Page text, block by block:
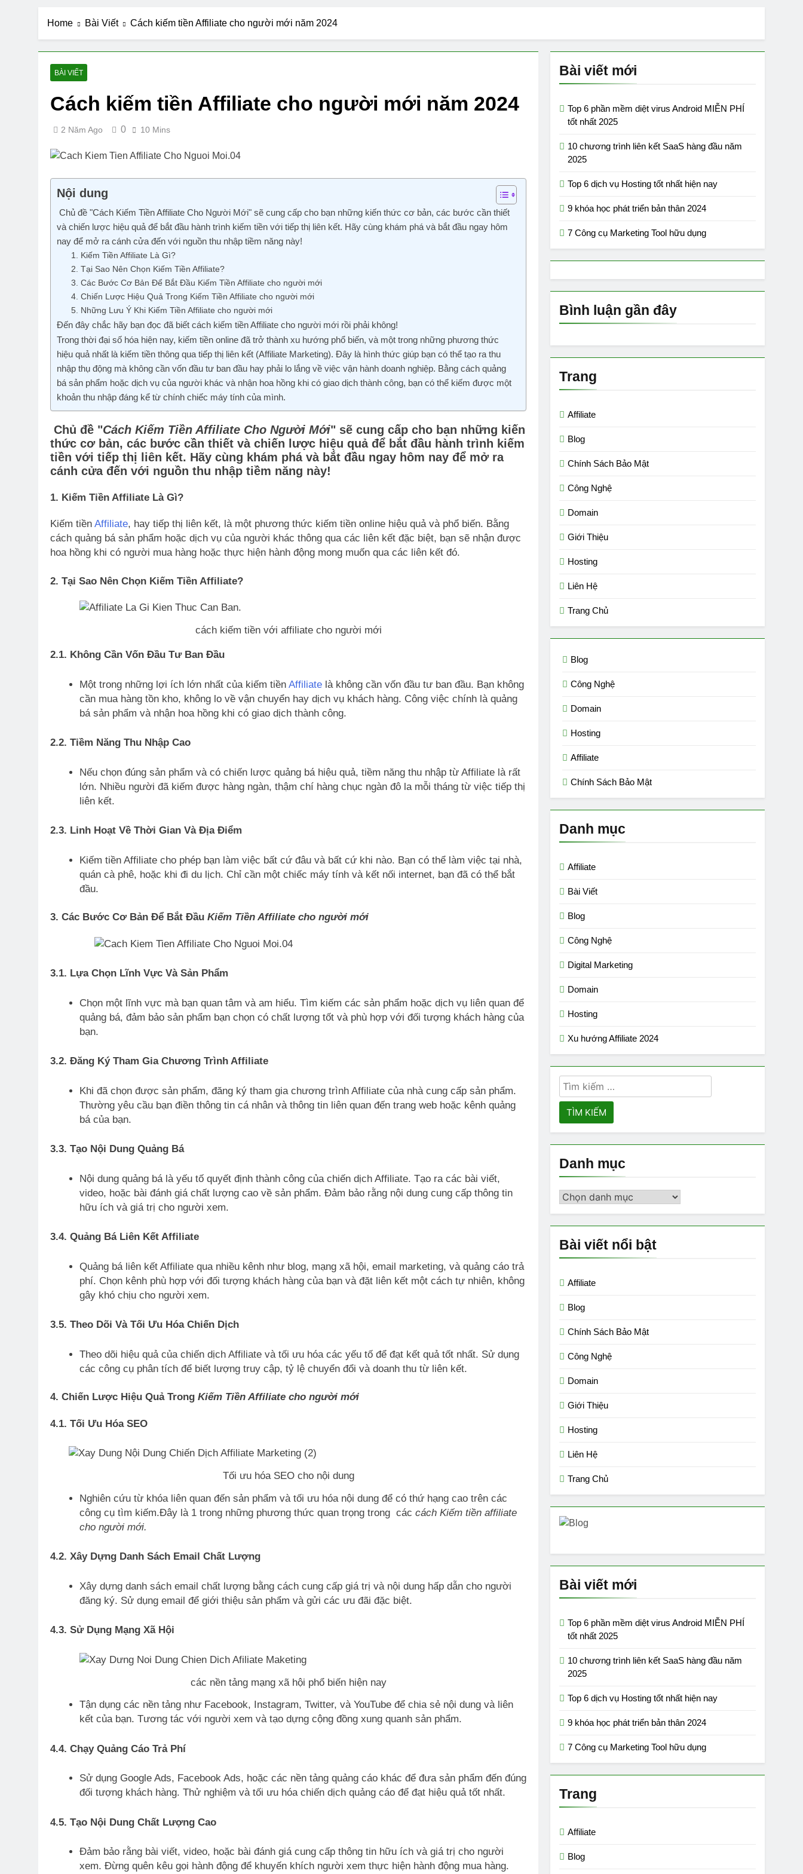
2 Năm Ago
Top 8 phần mềm diệt virus miễn phí cho máy tính tốt nhất 2024
9 công cụ AI tạo video từ văn bản miễn phí
5 Công cụ phát hiện văn bản do AI tạo ra tốt nhất năm 2024
Home Bài Viết Cách kiếm tiền Affiliate cho người mới năm 2024
BÀI VIẾT
Cách kiếm tiền Affiliate cho người mới năm 2024
2 Năm Ago 0 10 Mins
Nội dung
Chủ đề "Cách Kiếm Tiền Affiliate Cho Người Mới" sẽ cung cấp cho bạn những kiến thức cơ bản, các bước cần thiết
và chiến lược hiệu quả để bắt đầu hành trình kiếm tiền với tiếp thị liên kết. Hãy cùng khám phá và bắt đầu ngay hôm
nay để mở ra cánh cửa đến với nguồn thu nhập tiềm năng này!
1. Kiếm Tiền Affiliate Là Gì?
2. Tại Sao Nên Chọn Kiếm Tiền Affiliate?
3. Các Bước Cơ Bản Để Bắt Đầu Kiếm Tiền Affiliate cho người mới
4. Chiến Lược Hiệu Quả Trong Kiếm Tiền Affiliate cho người mới
5. Những Lưu Ý Khi Kiếm Tiền Affiliate cho người mới
Đến đây chắc hãy bạn đọc đã biết cách kiếm tiền Affiliate cho người mới rồi phải không!
Trong thời đại số hóa hiện nay, kiếm tiền online đã trở thành xu hướng phổ biến, và một trong những phương thức
hiệu quả nhất là kiếm tiền thông qua tiếp thị liên kết (Affiliate Marketing). Đây là hình thức giúp bạn có thể tạo ra thu
nhập thụ động mà không cần vốn đầu tư ban đầu hay phải lo lắng về việc vận hành doanh nghiệp. Bằng cách quảng
bá sản phẩm hoặc dịch vụ của người khác và nhận hoa hồng khi có giao dịch thành công, bạn có thể kiếm được một
khoản thu nhập đáng kể từ chính chiếc máy tính của mình.
Chủ đề "Cách Kiếm Tiền Affiliate Cho Người Mới" sẽ cung cấp cho bạn những kiến
thức cơ bản, các bước cần thiết và chiến lược hiệu quả để bắt đầu hành trình kiếm
tiền với tiếp thị liên kết. Hãy cùng khám phá và bắt đầu ngay hôm nay để mở ra
cánh cửa đến với nguồn thu nhập tiềm năng này!
1. Kiếm Tiền Affiliate Là Gì?
Kiếm tiền Affiliate, hay tiếp thị liên kết, là một phương thức kiếm tiền online hiệu quả và phổ biến. Bằng
cách quảng bá sản phẩm hoặc dịch vụ của người khác thông qua các liên kết đặc biệt, bạn sẽ nhận được
hoa hồng khi có người mua hàng hoặc thực hiện hành động mong muốn qua các liên kết đó.
2. Tại Sao Nên Chọn Kiếm Tiền Affiliate?
cách kiếm tiền với affiliate cho người mới
2.1. Không Cần Vốn Đầu Tư Ban Đầu
Một trong những lợi ích lớn nhất của kiếm tiền Affiliatelà không cần vốn đầu tư ban đầu. Bạn không
cần mua hàng tồn kho, không lo về vận chuyển hay dịch vụ khách hàng. Công việc chính là quảng
bá sản phẩm và nhận hoa hồng khi có giao dịch thành công.
2.2. Tiềm Năng Thu Nhập Cao
Nếu chọn đúng sản phẩm và có chiến lược quảng bá hiệu quả, tiềm năng thu nhập từ Affiliate là rất
lớn. Nhiều người đã kiếm được hàng ngàn, thậm chí hàng chục ngàn đô la mỗi tháng từ việc tiếp thị
liên kết.
2.3. Linh Hoạt Về Thời Gian Và Địa Điểm
Kiếm tiền Affiliate cho phép bạn làm việc bất cứ đâu và bất cứ khi nào. Bạn có thể làm việc tại nhà,
quán cà phê, hoặc khi đi du lịch. Chỉ cần một chiếc máy tính và kết nối internet, bạn đã có thể bắt
đầu.
3. Các Bước Cơ Bản Để Bắt Đầu Kiếm Tiền Affiliate cho người mới
3.1. Lựa Chọn Lĩnh Vực Và Sản Phẩm
Chọn một lĩnh vực mà bạn quan tâm và am hiểu. Tìm kiếm các sản phẩm hoặc dịch vụ liên quan để
quảng bá, đảm bảo sản phẩm bạn chọn có chất lượng tốt và phù hợp với đối tượng khách hàng của
bạn.
3.2. Đăng Ký Tham Gia Chương Trình Affiliate
Khi đã chọn được sản phẩm, đăng ký tham gia chương trình Affiliate của nhà cung cấp sản phẩm.
Thường yêu cầu bạn điền thông tin cá nhân và thông tin liên quan đến trang web hoặc kênh quảng
bá của bạn.
3.3. Tạo Nội Dung Quảng Bá
Nội dung quảng bá là yếu tố quyết định thành công của chiến dịch Affiliate. Tạo ra các bài viết,
video, hoặc bài đánh giá chất lượng cao về sản phẩm. Đảm bảo rằng nội dung cung cấp thông tin
hữu ích và giá trị cho người xem.
3.4. Quảng Bá Liên Kết Affiliate
Quảng bá liên kết Affiliate qua nhiều kênh như blog, mạng xã hội, email marketing, và quảng cáo trả
phí. Chọn kênh phù hợp với đối tượng khách hàng của bạn và đặt liên kết một cách tự nhiên, không
gây khó chịu cho người xem.
3.5. Theo Dõi Và Tối Ưu Hóa Chiến Dịch
Theo dõi hiệu quả của chiến dịch Affiliate và tối ưu hóa các yếu tố để đạt kết quả tốt nhất. Sử dụng
các công cụ phân tích để biết lượng truy cập, tỷ lệ chuyển đổi và doanh thu từ liên kết.
4. Chiến Lược Hiệu Quả Trong Kiếm Tiền Affiliate cho người mới
4.1. Tối Ưu Hóa SEO
Tối ưu hóa SEO cho nội dung
Nghiên cứu từ khóa liên quan đến sản phẩm và tối ưu hóa nội dung để có thứ hạng cao trên các
công cụ tìm kiếm.Đây là 1 trong những phương thức quan trọng trong các cách Kiếm tiền affiliate
cho người mới.
4.2. Xây Dựng Danh Sách Email Chất Lượng
Xây dựng danh sách email chất lượng bằng cách cung cấp giá trị và nội dung hấp dẫn cho người
đăng ký. Sử dụng email để giới thiệu sản phẩm và gửi các ưu đãi đặc biệt.
4.3. Sử Dụng Mạng Xã Hội
các nền tảng mạng xã hội phổ biến hiện nay
Tận dụng các nền tảng như Facebook, Instagram, Twitter, và YouTube để chia sẻ nội dung và liên
kết của bạn. Tương tác với người xem và tạo dựng cộng đồng xung quanh sản phẩm.
4.4. Chạy Quảng Cáo Trả Phí
Sử dụng Google Ads, Facebook Ads, hoặc các nền tảng quảng cáo khác để đưa sản phẩm đến đúng
đối tượng khách hàng. Thử nghiệm và tối ưu hóa chiến dịch quảng cáo để đạt hiệu quả tốt nhất.
4.5. Tạo Nội Dung Chất Lượng Cao
Đảm bảo rằng bài viết, video, hoặc bài đánh giá cung cấp thông tin hữu ích và giá trị cho người
xem. Đừng quên kêu gọi hành động để khuyến khích người xem thực hiện hành động mua hàng.
Bài viết mới
Top 6 phần mềm diệt virus Android MIỄN PHÍ
tốt nhất 2025
10 chương trình liên kết SaaS hàng đầu năm
2025
Top 6 dịch vụ Hosting tốt nhất hiện nay
9 khóa học phát triển bản thân 2024
7 Công cụ Marketing Tool hữu dụng
Bình luận gần đây
Trang
Affiliate
Blog
Chính Sách Bảo Mật
Công Nghệ
Domain
Giới Thiệu
Hosting
Liên Hệ
Trang Chủ
Blog
Công Nghệ
Domain
Hosting
Affiliate
Chính Sách Bảo Mật
Danh mục
Affiliate
Bài Viết
Blog
Công Nghệ
Digital Marketing
Domain
Hosting
Xu hướng Affiliate 2024
Tìm
kiếm
cho:
Danh mục
Danh
Bài viết nổi bật
Affiliate
Blog
Chính Sách Bảo Mật
Công Nghệ
Domain
Giới Thiệu
Hosting
Liên Hệ
Trang Chủ
Bài viết mới
Top 6 phần mềm diệt virus Android MIỄN PHÍ
tốt nhất 2025
10 chương trình liên kết SaaS hàng đầu năm
2025
Top 6 dịch vụ Hosting tốt nhất hiện nay
9 khóa học phát triển bản thân 2024
7 Công cụ Marketing Tool hữu dụng
Trang
Affiliate
Blog